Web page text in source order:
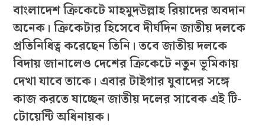
বাংলাদেশ ক্রিকেটে মাহমুদউল্লাহ রিয়াদের অবদান
অনেক। ক্রিকেটার হিসেবে দীর্ঘদিন জাতীয় দলকে
প্রতিনিধিত্ব করেছেন তিনি। তবে জাতীয় দলকে
বিদায় জানালেও দেশের ক্রিকেটে নতুন ভূমিকায়
দেখা যাবে তাকে। এবার টাইগার যুবাদের সঙ্গে
কাজ করতে যাচ্ছেন জাতীয় দলের সাবেক এই টি-
টোয়েন্টি অধিনায়ক।